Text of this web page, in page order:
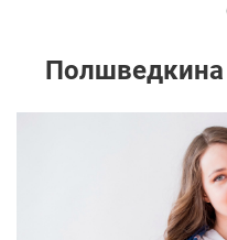
Полшведкина